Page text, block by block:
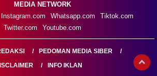
MEDIA NETWORK
Instagram.com Whatsapp.com
Tiktok.com
Twitter.com
Youtube.com
PEDOMAN MEDIA SIBER
INFO IKLAN